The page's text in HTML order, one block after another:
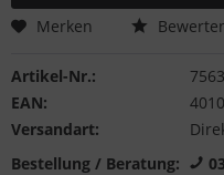
Merken
Artikel-Nr.:
EAN:
Versandart:
Bestellung / Beratung: